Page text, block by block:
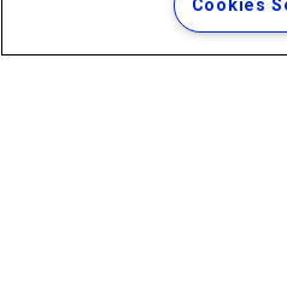
Política de Privacidade
Cookies